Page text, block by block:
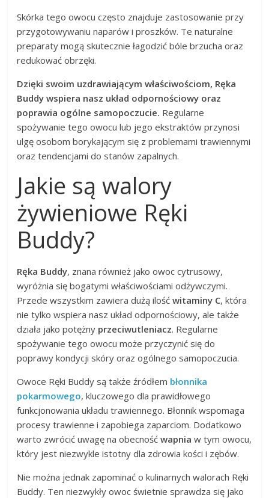
Skórka tego owocu często znajduje zastosowanie przy
przygotowywaniu naparów i proszków. Te naturalne
preparaty mogą skutecznie łagodzić bóle brzucha oraz
redukować obrzęki.
Dzięki swoim uzdrawiającym właściwościom, Ręka
Buddy wspiera nasz układ odpornościowy oraz
poprawia ogólne samopoczucie. Regularne
spożywanie tego owocu lub jego ekstraktów przynosi
ulgę osobom borykającym się z problemami trawiennymi
oraz tendencjami do stanów zapalnych.
Jakie są walory
żywieniowe Ręki
Buddy?
Ręka Buddy, znana również jako owoc cytrusowy,
wyróżnia się bogatymi właściwościami odżywczymi.
Przede wszystkim zawiera dużą ilośćwitaminy C, która
nie tylko wspiera nasz układ odpornościowy, ale także
działa jako potężny przeciwutleniacz. Regularne
spożywanie tego owocu może przyczynić się do
poprawy kondycji skóry oraz ogólnego samopoczucia.
Owoce Ręki Buddy są także źródłem błonnika
pokarmowego, kluczowego dla prawidłowego
funkcjonowania układu trawiennego. Błonnik wspomaga
procesy trawienne i zapobiega zaparciom. Dodatkowo
warto zwrócić uwagę na obecnośćwapnia w tym owocu,
który jest niezwykle istotny dla zdrowia kości i zębów.
Nie można jednak zapominać o kulinarnych walorach Ręki
Buddy. Ten niezwykły owoc świetnie sprawdza się jako